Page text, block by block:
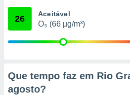
através
26 Aceitável
O₃ (66 µg/m³)
Que tempo faz em Rio
agosto?